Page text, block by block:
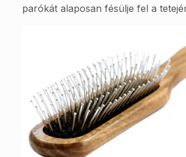
parókát alaposan fésülje fel a